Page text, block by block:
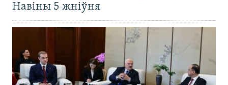
Навіны 5 жніўня